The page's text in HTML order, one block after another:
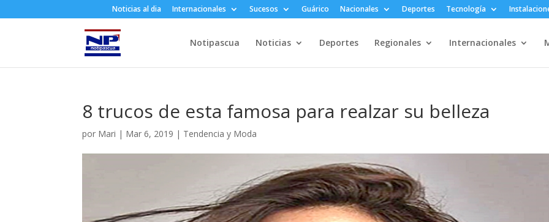
Noticias al dia Internacionales Sucesos Guárico Nacionales Deportes Tecnología
Notipascua Noticias Deportes Regionales Internacionales
8 trucos de esta famosa para realzar su belleza
por Mari | Mar 6, 2019 | Tendencia y Moda